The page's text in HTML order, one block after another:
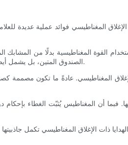
المغناطيسي فوائد عملية عديدة
القوة المغناطيسية بدلًا من
الصندوق المتين، بل يشمل أيضًا العلامات التجارية التي تسعى إلى تقليل نفايات التغليف من خلال توفير عبوات متينة وقابلة لإعادة الاستخدام.
المغناطيسي. عادةً ما تكون مصممة
فبما أن المغناطيس يُثبّت الغطاء